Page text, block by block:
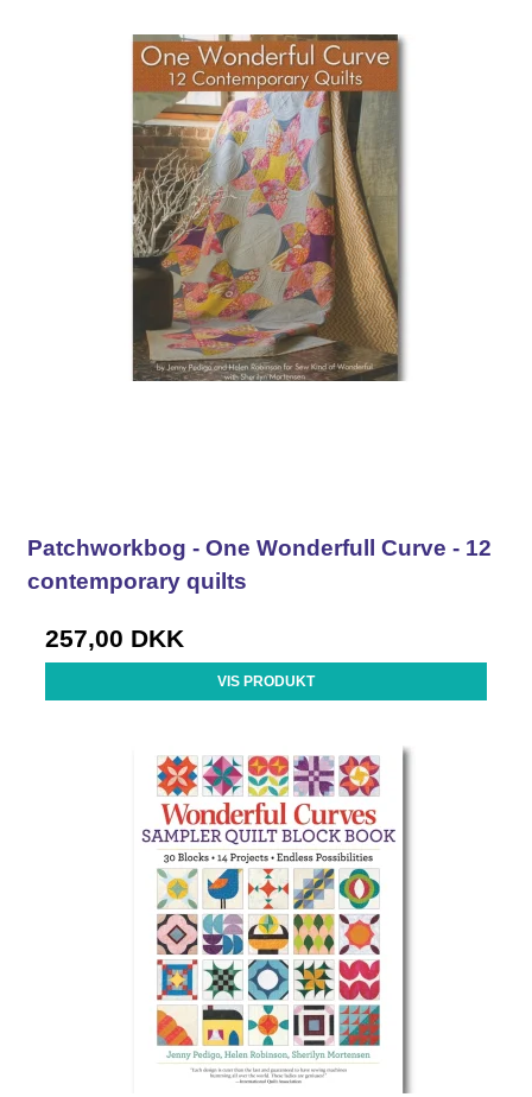
Patchworkbog - One Wonderfull Curve - 12
contemporary quilts
257,00 DKK
VIS PRODUKT